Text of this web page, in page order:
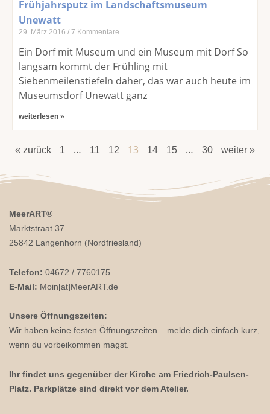
Frühjahrsputz im Landschaftsmuseum
Unewatt
29. März 2016 7 Kommentare
Ein Dorf mit Museum und ein Museum mit Dorf So
langsam kommt der Frühling mit
Siebenmeilenstiefeln daher, das war auch heute im
Museumsdorf Unewatt ganz
weiterlesen »
« zurück 1 … 11 12 13 14 15 … 30 weiter »
MeerART®
Marktstraat 37
25842 Langenhorn (Nordfriesland)
Telefon: 04672 / 7760175
E-Mail: Moin[at]MeerART.de
Unsere Öffnungszeiten:
Wir haben keine festen Öffnungszeiten – melde dich einfach kurz,
wenn du vorbeikommen magst.
Ihr findet uns gegenüber der Kirche am Friedrich-Paulsen-
Platz. Parkplätze sind direkt vor dem Atelier.